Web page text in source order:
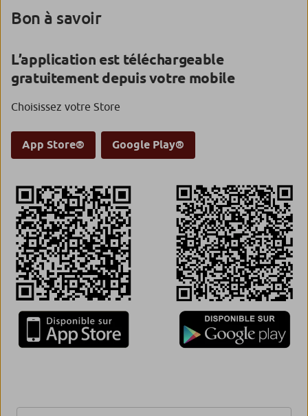
Bon à savoir
L’application est téléchargeable
gratuitement depuis votre mobile
Choisissez votre Store
App Store® Google Play®